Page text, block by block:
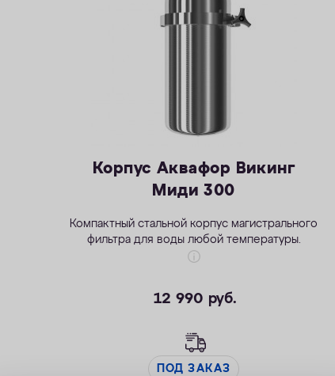
Корпус Аквафор Викинг
Миди 300
Компактный стальной корпус магистрального
фильтра для воды любой температуры.
12 990 руб.
ПОД ЗАКАЗ